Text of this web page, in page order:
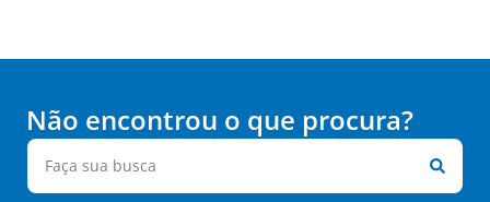
Não encontrou o que procura?